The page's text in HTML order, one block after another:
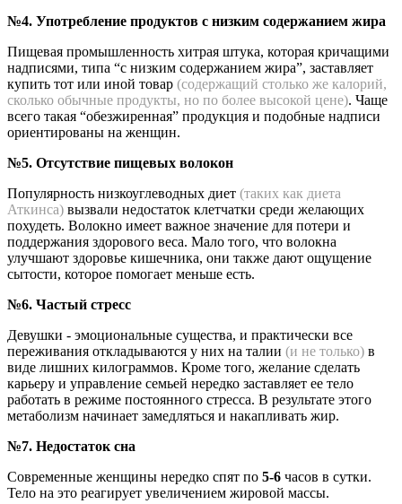
№4. Употребление продуктов с низким содержанием жира
Пищевая промышленность хитрая штука, которая кричащими
надписями, типа “с низким содержанием жира”, заставляет
купить тот или иной товар (содержащий столько же калорий,
сколько обычные продукты, но по более высокой цене). Чаще
всего такая “обезжиренная” продукция и подобные надписи
ориентированы на женщин.
№5. Отсутствие пищевых волокон
Популярность низкоуглеводных диет (таких как диета
Аткинса) вызвали недостаток клетчатки среди желающих
похудеть. Волокно имеет важное значение для потери и
поддержания здорового веса. Мало того, что волокна
улучшают здоровье кишечника, они также дают ощущение
сытости, которое помогает меньше есть.
№6. Частый стресс
Девушки - эмоциональные существа, и практически все
переживания откладываются у них на талии (и не только) в
виде лишних килограммов. Кроме того, желание сделать
карьеру и управление семьей нередко заставляет ее тело
работать в режиме постоянного стресса. В результате этого
метаболизм начинает замедляться и накапливать жир.
№7. Недостаток сна
Современные женщины нередко спят по 5-6 часов в сутки.
Тело на это реагирует увеличением жировой массы.